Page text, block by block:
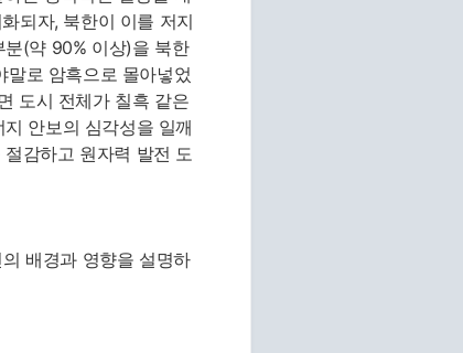
되자, 북한이 이를 저지
(약 90% 이상)을 북한
로 암흑으로 몰아넣었
도시 전체가 칠흑 같은
안보의 심각성을 일깨
감하고 원자력 발전 도
배경과 영향을 설명하